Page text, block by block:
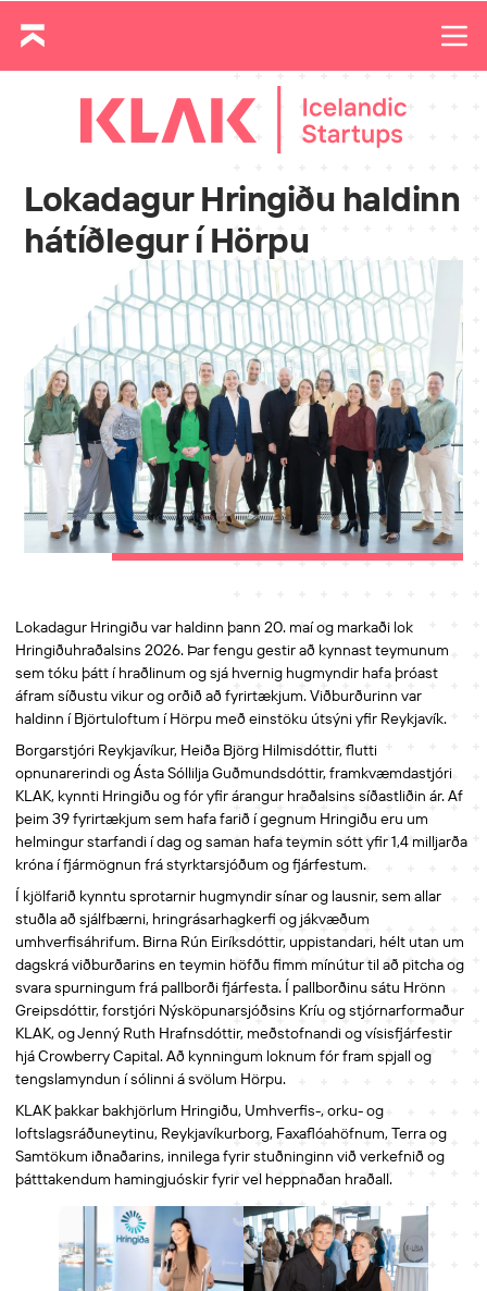
Lokadagur Hringiðu haldinn
hátíðlegur í Hörpu
Lokadagur Hringiðu var haldinn þann 20. maí og markaði lok
Hringiðuhraðalsins 2026. Þar fengu gestir að kynnast teymunum
sem tóku þátt í hraðlinum og sjá hvernig hugmyndir hafa þróast
áfram síðustu vikur og orðið að fyrirtækjum. Viðburðurinn var
haldinn í Björtuloftum í Hörpu með einstöku útsýni yfir Reykjavík.
Borgarstjóri Reykjavíkur, Heiða Björg Hilmisdóttir, flutti
opnunarerindi og Ásta Sóllilja Guðmundsdóttir, framkvæmdastjóri
KLAK, kynnti Hringiðu og fór yfir árangur hraðalsins síðastliðin ár. Af
þeim 39 fyrirtækjum sem hafa farið í gegnum Hringiðu eru um
helmingur starfandi í dag og saman hafa teymin sótt yfir 1,4 milljarða
króna í fjármögnun frá styrktarsjóðum og fjárfestum.
Í kjölfarið kynntu sprotarnir hugmyndir sínar og lausnir, sem allar
stuðla að sjálfbærni, hringrásarhagkerfi og jákvæðum
umhverfisáhrifum. Birna Rún Eiríksdóttir, uppistandari, hélt utan um
dagskrá viðburðarins en teymin höfðu fimm mínútur til að pitcha og
svara spurningum frá pallborði fjárfesta. Í pallborðinu sátu Hrönn
Greipsdóttir, forstjóri Nýsköpunarsjóðsins Kríu og stjórnarformaður
KLAK, og Jenný Ruth Hrafnsdóttir, meðstofnandi og vísisfjárfestir
hjá Crowberry Capital. Að kynningum loknum fór fram spjall og
tengslamyndun í sólinni á svölum Hörpu.
KLAK þakkar bakhjörlum Hringiðu, Umhverfis-, orku- og
loftslagsráðuneytinu, Reykjavíkurborg, Faxaflóahöfnum, Terra og
Samtökum iðnaðarins, innilega fyrir stuðninginn við verkefnið og
þátttakendum hamingjuóskir fyrir vel heppnaðan hraðall.